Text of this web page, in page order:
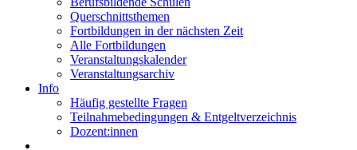
Querschnittsthemen
Fortbildungen in der nächsten Zeit
Alle Fortbildungen
Veranstaltungskalender
Veranstaltungsarchiv
Info
Häufig gestellte Fragen
Teilnahmebedingungen & Entgeltverzeichnis
Dozent:innen